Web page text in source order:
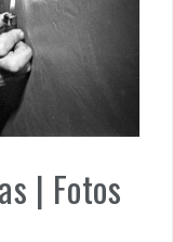
TE JUZGARÁ
dados éticos de la
TERRITORIAL,
| Fotos